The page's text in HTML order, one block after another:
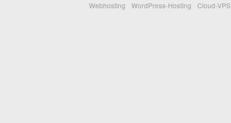
Webhosting WordPress-Hosting Cloud-VPS